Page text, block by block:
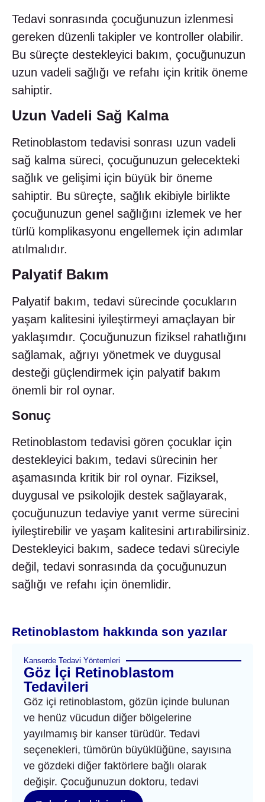
Tedavi sonrasında çocuğunuzun izlenmesi
gereken düzenli takipler ve kontroller olabilir.
Bu süreçte destekleyici bakım, çocuğunuzun
uzun vadeli sağlığı ve refahı için kritik öneme
sahiptir.
Uzun Vadeli Sağ Kalma
Retinoblastom tedavisi sonrası uzun vadeli
sağ kalma süreci, çocuğunuzun gelecekteki
sağlık ve gelişimi için büyük bir öneme
sahiptir. Bu süreçte, sağlık ekibiyle birlikte
çocuğunuzun genel sağlığını izlemek ve her
türlü komplikasyonu engellemek için adımlar
atılmalıdır.
Palyatif Bakım
Palyatif bakım, tedavi sürecinde çocukların
yaşam kalitesini iyileştirmeyi amaçlayan bir
yaklaşımdır. Çocuğunuzun fiziksel rahatlığını
sağlamak, ağrıyı yönetmek ve duygusal
desteği güçlendirmek için palyatif bakım
önemli bir rol oynar.
Sonuç
Retinoblastom tedavisi gören çocuklar için
destekleyici bakım, tedavi sürecinin her
aşamasında kritik bir rol oynar. Fiziksel,
duygusal ve psikolojik destek sağlayarak,
çocuğunuzun tedaviye yanıt verme sürecini
iyileştirebilir ve yaşam kalitesini artırabilirsiniz.
Destekleyici bakım, sadece tedavi süreciyle
değil, tedavi sonrasında da çocuğunuzun
sağlığı ve refahı için önemlidir.
Retinoblastom hakkında son yazılar
Kanserde Tedavi Yöntemleri
Göz İçi Retinoblastom
Tedavileri
Göz içi retinoblastom, gözün içinde bulunan
ve henüz vücudun diğer bölgelerine
yayılmamış bir kanser türüdür. Tedavi
seçenekleri, tümörün büyüklüğüne, sayısına
ve gözdeki diğer faktörlere bağlı olarak
değişir. Çocuğunuzun doktoru, tedavi